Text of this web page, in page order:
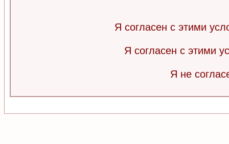
Я согласен с этими
Я согласен с этими
Я не